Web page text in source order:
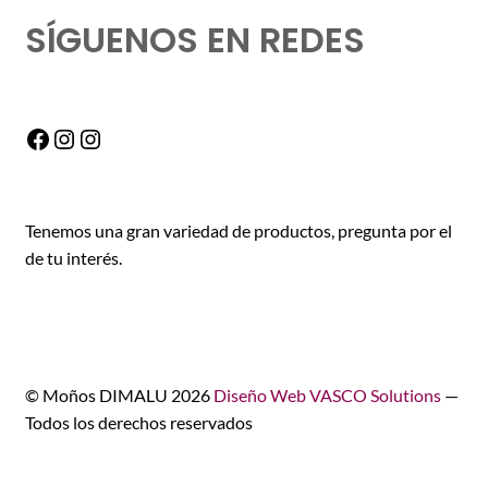
SÍGUENOS EN REDES
Facebook
Instagram
Instagram
Tenemos una gran variedad de productos, pregunta por el
de tu interés.
© Moños DIMALU 2026 Diseño Web VASCO Solutions —
Todos los derechos reservados